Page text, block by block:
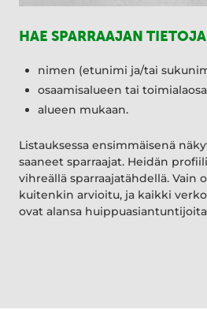
HAE SPARRAAJAN TIETOJA
nimen (etunimi ja/tai
osaamisalueen tai
alueen mukaan.
Listauksessa ensimmäisenä
saaneet sparraajat. Heidän
vihreällä sparraajatähdellä. Vain
kuitenkin arvioitu, ja kaikki
ovat alansa